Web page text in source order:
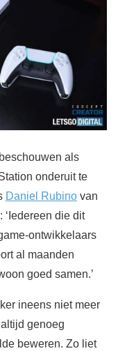
als
onderuit te
Daniel Rubino van
‘Iedereen die dit
ontwikkelaars
al maanden
goed samen.’
ineens niet meer
genoeg
beweren. Zo liet